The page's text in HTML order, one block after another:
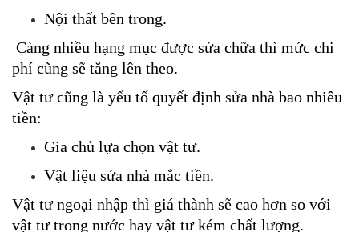
Nội thất bên trong.
phí cũng sẽ tăng lên theo.
Vật tư cũng là yếu tố quyết định sửa nhà bao nhiêu
tiền:
Gia chủ lựa chọn vật tư.
Vật liệu sửa nhà mắc tiền.
Vật tư ngoại nhập thì giá thành sẽ cao hơn so với
vật tư trong nước hay vật tư kém chất lượng.